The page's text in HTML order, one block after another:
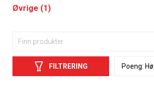
Øvrige (1)
FILTRERING